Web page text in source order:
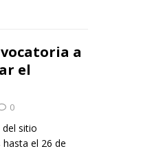
a
el
0
sitio
el 26 de